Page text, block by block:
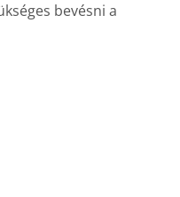
bevésni a